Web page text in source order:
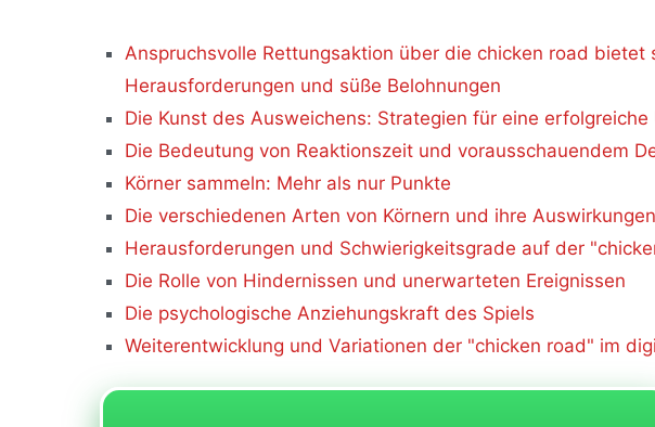
Anspruchsvolle Rettungsaktion über die chicken road bietet
Herausforderungen und süße Belohnungen
Die Kunst des Ausweichens: Strategien für eine erfolgreiche
Die Bedeutung von Reaktionszeit und vorausschauendem
Körner sammeln: Mehr als nur Punkte
Die verschiedenen Arten von Körnern und ihre Auswirkungen
Herausforderungen und Schwierigkeitsgrade auf der
Die Rolle von Hindernissen und unerwarteten Ereignissen
Die psychologische Anziehungskraft des Spiels
Weiterentwicklung und Variationen der "chicken road" im